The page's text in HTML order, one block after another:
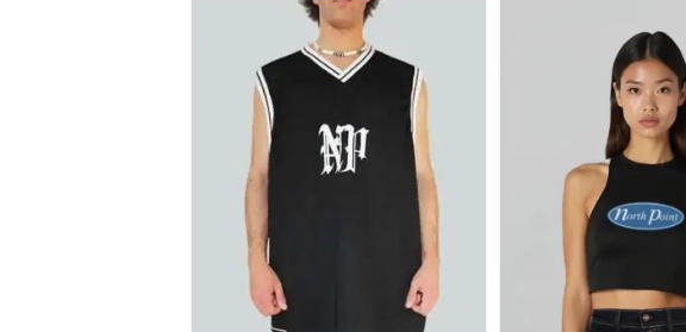
garantizan que cada camiseta o sudadera
workwear) reinterpretada para la
ESPECIFICACIONES DE IDENTIDAD
Tejidos Heavyweight:
Materiales técnicos
Producción Local:
Diseñado en Barcelona